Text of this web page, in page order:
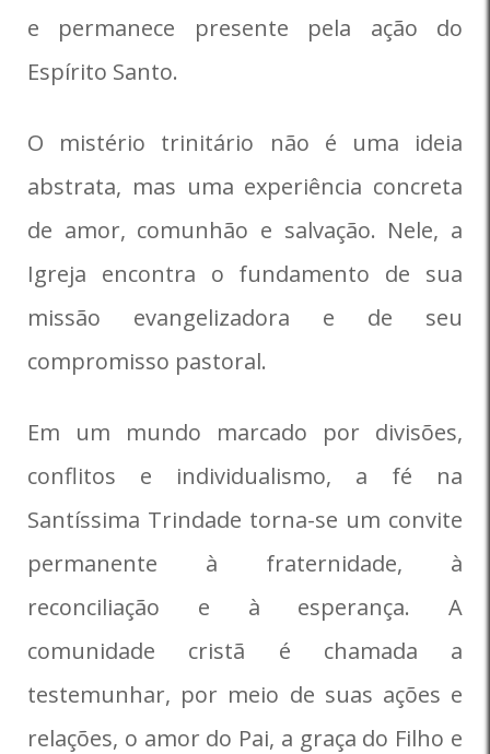
e permanece presente pela ação do
Espírito Santo.
O mistério trinitário não é uma ideia
abstrata, mas uma experiência concreta
de amor, comunhão e salvação. Nele, a
Igreja encontra o fundamento de sua
missão evangelizadora e de seu
compromisso pastoral.
Em um mundo marcado por divisões,
conflitos e individualismo, a fé na
Santíssima Trindade torna-se um convite
permanente à fraternidade, à
reconciliação e à esperança. A
comunidade cristã é chamada a
testemunhar, por meio de suas ações e
relações, o amor do Pai, a graça do Filho e